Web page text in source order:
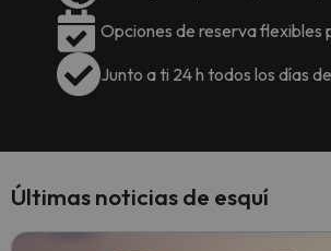
Opciones de reserva flexibles
Junto a ti 24 h todos los días
Últimas noticias de esquí